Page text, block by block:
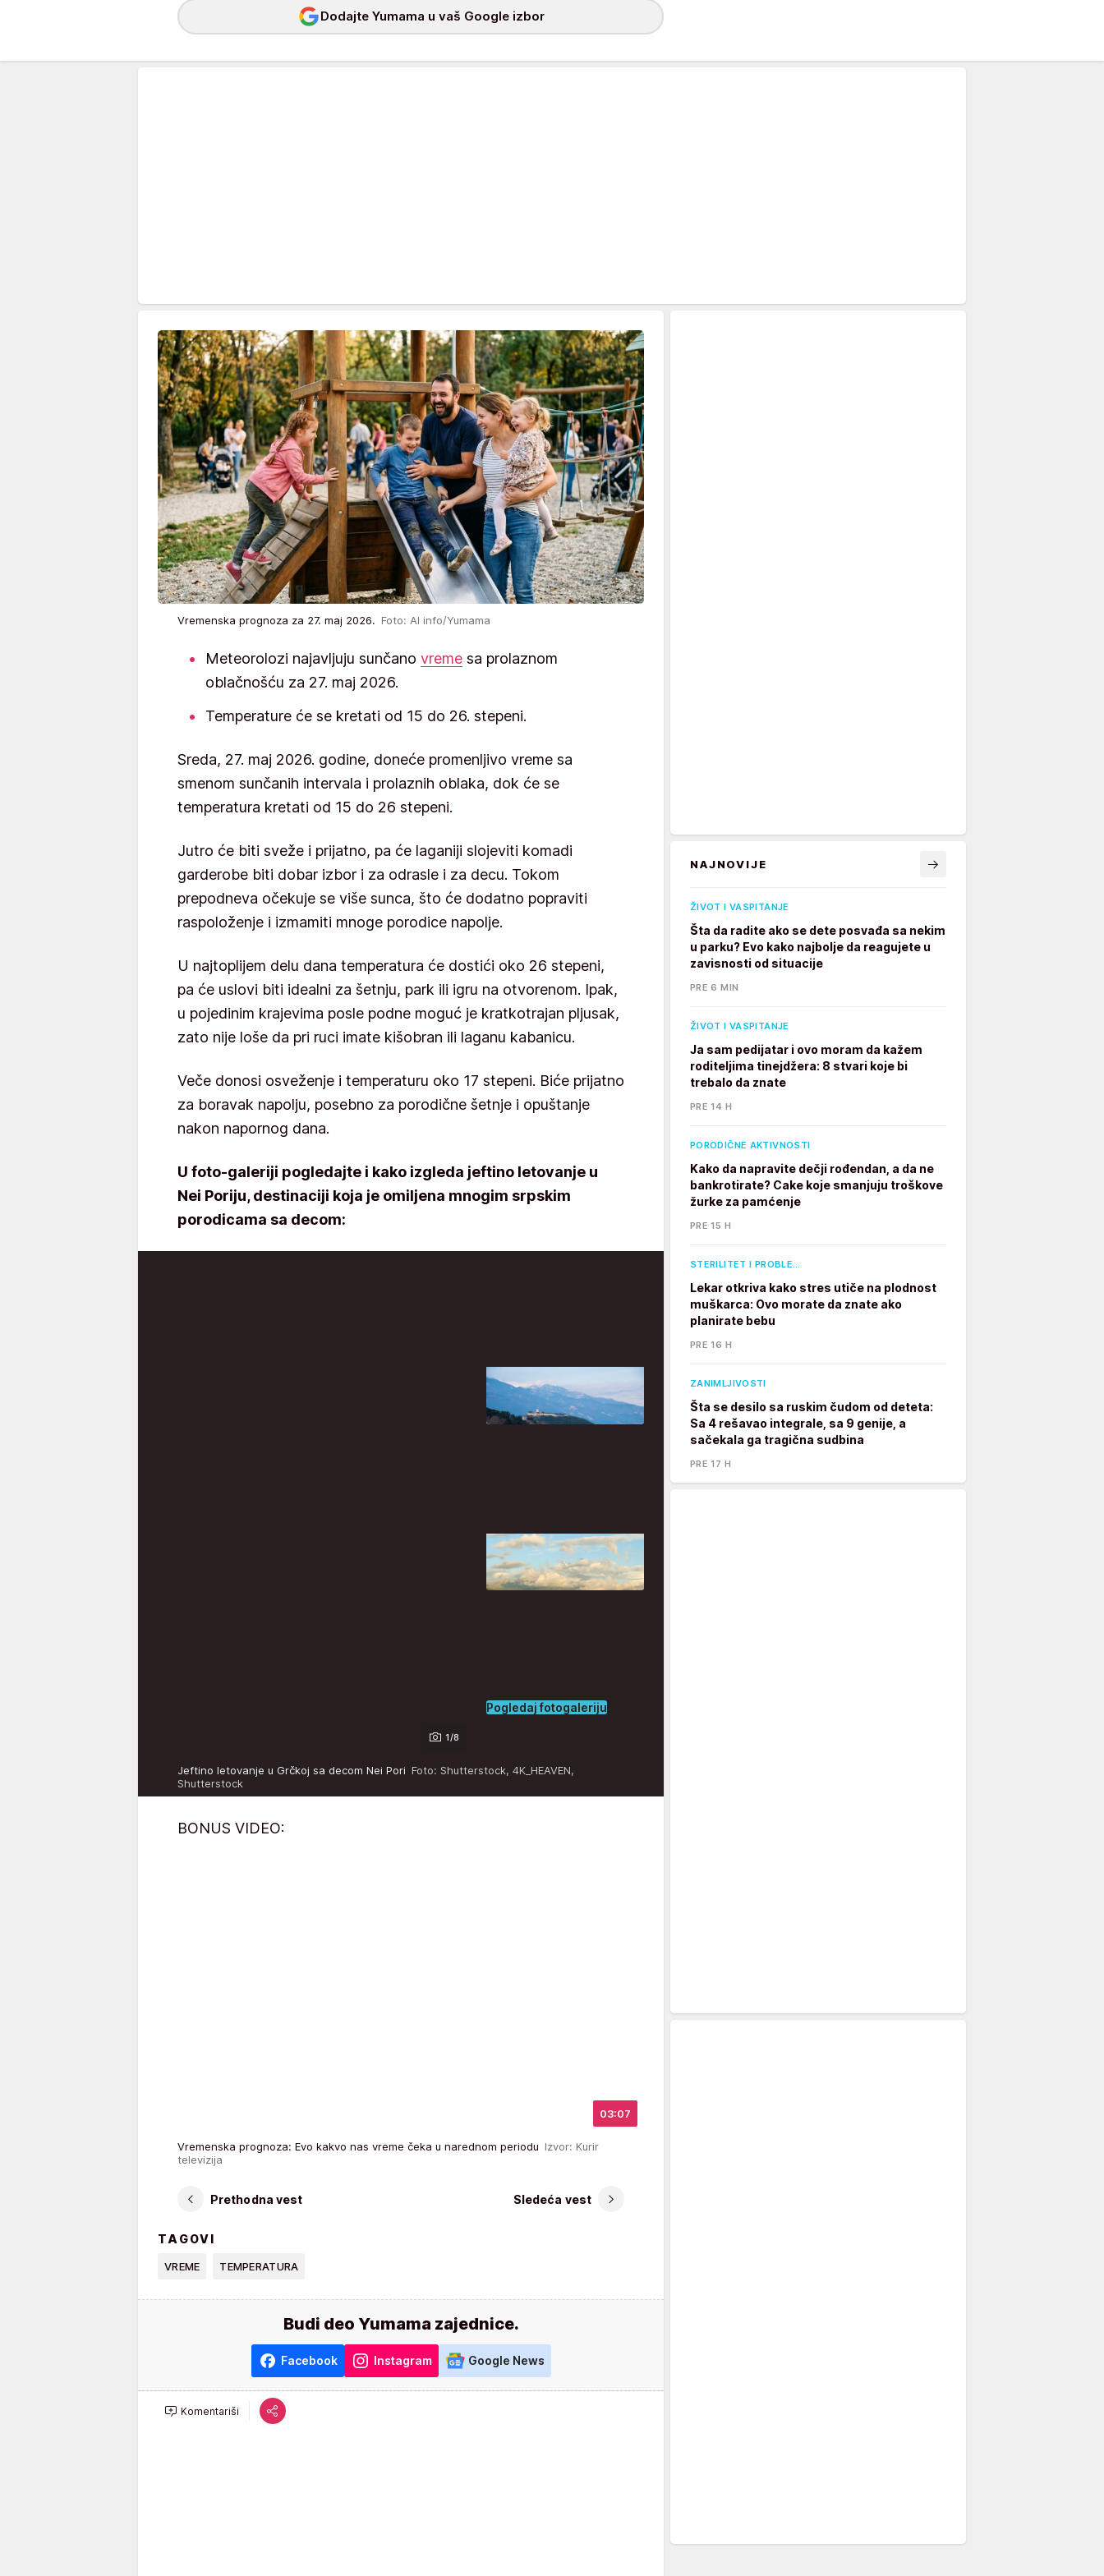
Dodajte Yumama u vaš Google izbor
Vremenska prognoza za 27. maj 2026. Foto: AI info/Yumama
Meteorolozi najavljuju sunčano vreme sa prolaznom
oblačnošću za 27. maj 2026.
Temperature će se kretati od 15 do 26. stepeni.
Sreda, 27. maj 2026. godine, doneće promenljivo vreme sa
smenom sunčanih intervala i prolaznih oblaka, dok će se
temperatura kretati od 15 do 26 stepeni.
Jutro će biti sveže i prijatno, pa će laganiji slojeviti komadi
garderobe biti dobar izbor i za odrasle i za decu. Tokom
prepodneva očekuje se više sunca, što će dodatno popraviti
raspoloženje i izmamiti mnoge porodice napolje.
U najtoplijem delu dana temperatura će dostići oko 26 stepeni,
pa će uslovi biti idealni za šetnju, park ili igru na otvorenom. Ipak,
u pojedinim krajevima posle podne moguć je kratkotrajan pljusak,
zato nije loše da pri ruci imate kišobran ili laganu kabanicu.
Veče donosi osveženje i temperaturu oko 17 stepeni. Biće prijatno
za boravak napolju, posebno za porodične šetnje i opuštanje
nakon napornog dana.
U foto-galeriji pogledajte i kako izgleda jeftino letovanje u
Nei Poriju, destinaciji koja je omiljena mnogim srpskim
porodicama sa decom:
1/8
Pogledaj fotogaleriju
Jeftino letovanje u Grčkoj sa decom Nei Pori Foto: Shutterstock, 4K_HEAVEN,
Shutterstock
BONUS VIDEO:
03:07
Vremenska prognoza: Evo kakvo nas vreme čeka u narednom periodu Izvor: Kurir
televizija
Prethodna vest Sledeća vest
TAGOVI
VREME TEMPERATURA
Budi deo Yumama zajednice.
Facebook Instagram Google News
Komentariši
NAJNOVIJE
ŽIVOT I VASPITANJE
Šta da radite ako se dete posvađa sa nekim
u parku? Evo kako najbolje da reagujete u
zavisnosti od situacije
PRE 6 MIN
ŽIVOT I VASPITANJE
Ja sam pedijatar i ovo moram da kažem
roditeljima tinejdžera: 8 stvari koje bi
trebalo da znate
PRE 14 H
PORODIČNE AKTIVNOSTI
Kako da napravite dečji rođendan, a da ne
bankrotirate? Cake koje smanjuju troškove
žurke za pamćenje
PRE 15 H
STERILITET I PROBLE…
Lekar otkriva kako stres utiče na plodnost
muškarca: Ovo morate da znate ako
planirate bebu
PRE 16 H
ZANIMLJIVOSTI
Šta se desilo sa ruskim čudom od deteta:
Sa 4 rešavao integrale, sa 9 genije, a
sačekala ga tragična sudbina
PRE 17 H